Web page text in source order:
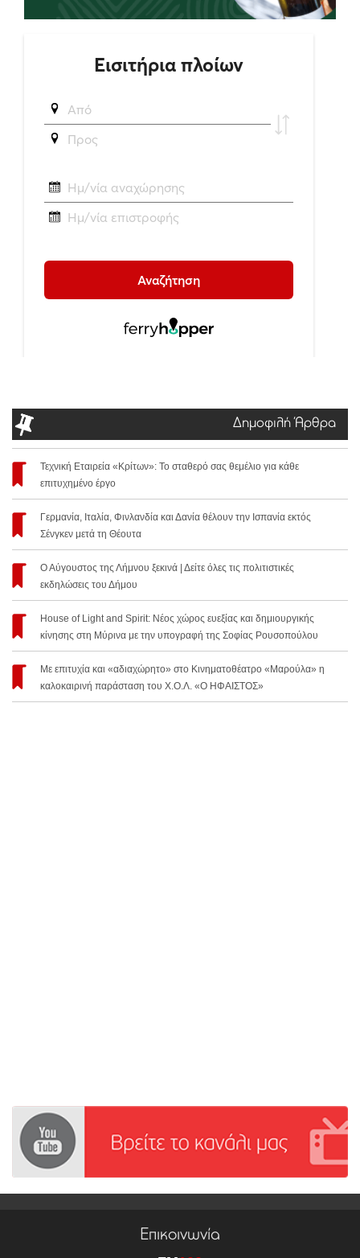
Δημοφιλή Άρθρα
Τεχνική Εταιρεία «Κρίτων»: Το σταθερό σας θεμέλιο για κάθε
επιτυχημένο έργο
Γερμανία, Ιταλία, Φινλανδία και Δανία θέλουν την Ισπανία εκτός
Σένγκεν μετά τη Θέουτα
Ο Αύγουστος της Λήμνου ξεκινά | Δείτε όλες τις πολιτιστικές
εκδηλώσεις του Δήμου
House of Light and Spirit: Νέος χώρος ευεξίας και δημιουργικής
κίνησης στη Μύρινα με την υπογραφή της Σοφίας Ρουσοπούλου
Με επιτυχία και «αδιαχώρητο» στο Κινηματοθέατρο «Μαρούλα» η
καλοκαιρινή παράσταση του Χ.Ο.Λ. «Ο ΗΦΑΙΣΤΟΣ»
Επικοινωνία